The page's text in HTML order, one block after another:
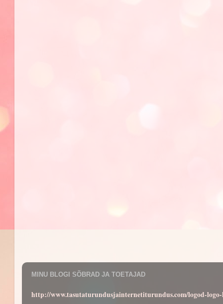
MINU BLOGI SÕBRAD JA TOETAJAD
http://www.tasutaturundusjainternetiturundus.com/logod-